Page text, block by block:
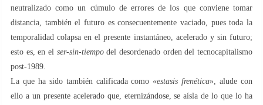
neutralizado como un cúmulo de errores de los que conviene tomar
distancia, también el futuro es consecuentemente vaciado, pues toda la
temporalidad colapsa en el presente instantáneo, acelerado y sin futuro;
esto es, en el ser-sin-tiempodel desordenado orden del tecnocapitalismo
post-1989.
La que ha sido también calificada como «estasis frenética», alude con
ello a un presente acelerado que, eternizándose, se aísla de lo que lo ha